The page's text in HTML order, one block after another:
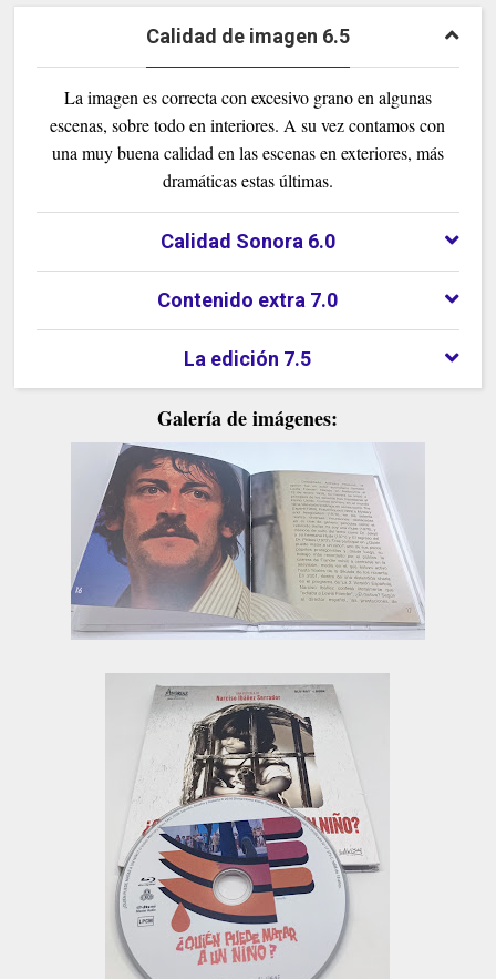
Calidad de imagen 6.5
La imagen es correcta con excesivo grano en algunas
escenas, sobre todo en interiores. A su vez contamos con
una muy buena calidad en las escenas en exteriores, más
dramáticas estas últimas.
Calidad Sonora 6.0
Contenido extra 7.0
La edición 7.5
Galería de imágenes: